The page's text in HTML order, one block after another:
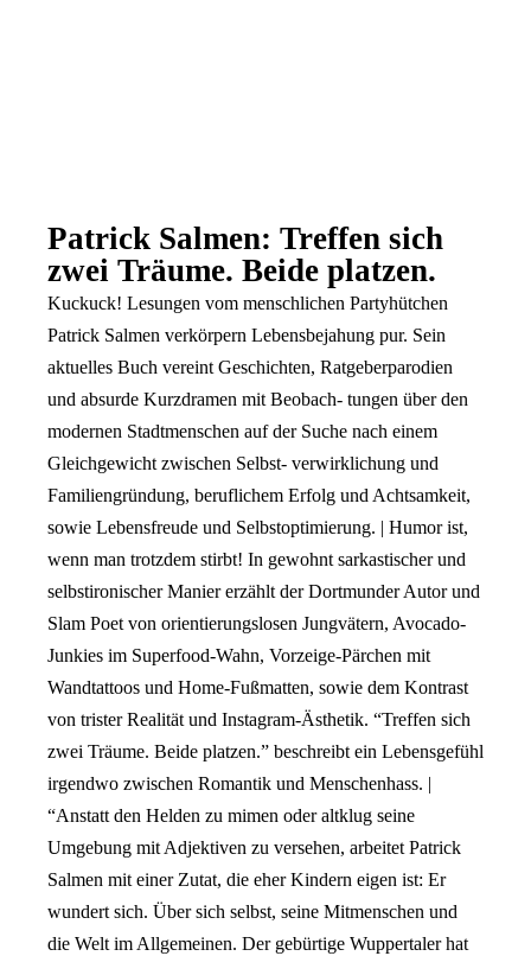
Patrick Salmen: Treffen sich
zwei Träume. Beide platzen.
Kuckuck! Lesungen vom menschlichen Partyhütchen
Patrick Salmen verkörpern Lebensbejahung pur. Sein
aktuelles Buch vereint Geschichten, Ratgeberparodien
und absurde Kurzdramen mit Beobach- tungen über den
modernen Stadtmenschen auf der Suche nach einem
Gleichgewicht zwischen Selbst- verwirklichung und
Familiengründung, beruflichem Erfolg und Achtsamkeit,
sowie Lebensfreude und Selbstoptimierung. | Humor ist,
wenn man trotzdem stirbt! In gewohnt sarkastischer und
selbstironischer Manier erzählt der Dortmunder Autor und
Slam Poet von orientierungslosen Jungvätern, Avocado-
Junkies im Superfood-Wahn, Vorzeige-Pärchen mit
Wandtattoos und Home-Fußmatten, sowie dem Kontrast
von trister Realität und Instagram-Ästhetik. “Treffen sich
zwei Träume. Beide platzen.” beschreibt ein Lebensgefühl
irgendwo zwischen Romantik und Menschenhass. |
“Anstatt den Helden zu mimen oder altklug seine
Umgebung mit Adjektiven zu versehen, arbeitet Patrick
Salmen mit einer Zutat, die eher Kindern eigen ist: Er
wundert sich. Über sich selbst, seine Mitmenschen und
die Welt im Allgemeinen. Der gebürtige Wuppertaler hat